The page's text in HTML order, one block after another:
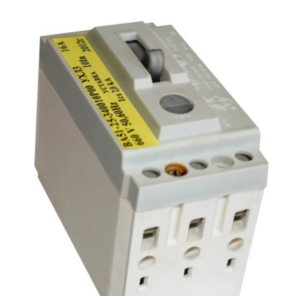
диэлектрические
Стремянки с
Стремянки с
опорой
Ширмы
РЗА (шторы)
Штендеры
Щиты